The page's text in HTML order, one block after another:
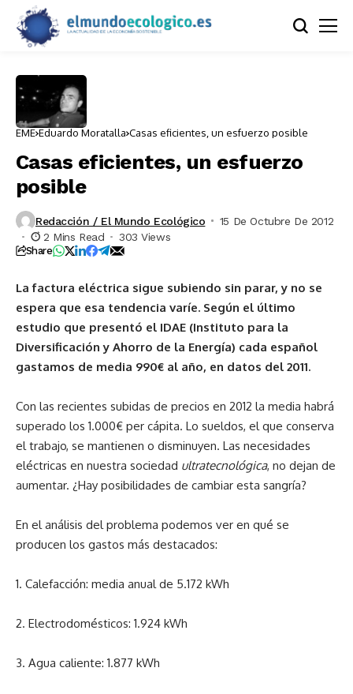
EME Eduardo Moratalla Casas eficientes, un esfuerzo posible
Casas eficientes, un esfuerzo
posible
Redacción / El Mundo Ecológico
15 De Octubre De 2012
2 Mins Read
303 Views
Share
La factura eléctrica sigue subiendo sin parar, y no se
espera que esa tendencia varíe. Según el último
estudio que presentó el IDAE (Instituto para la
Diversificación y Ahorro de la Energía) cada español
gastamos de media 990€ al año, en datos del 2011.
Con las recientes subidas de precios en 2012 la media habrá
superado los 1.000€ per cápita. Lo sueldos, el que conserva
el trabajo, se mantienen o disminuyen. Las necesidades
eléctricas en nuestra sociedad ultratecnológica, no dejan de
aumentar. ¿Hay posibilidades de cambiar esta sangría?
En el análisis del problema podemos ver en qué se
producen los gastos más destacados:
1. Calefacción: media anual de 5.172 kWh
2. Electrodomésticos: 1.924 kWh
3. Agua caliente: 1.877 kWh